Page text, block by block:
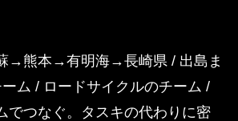
→熊本→有明海→長崎県 / 出島ま
ム / ロードサイクルのチーム /
でつなぐ。タスキの代わりに密